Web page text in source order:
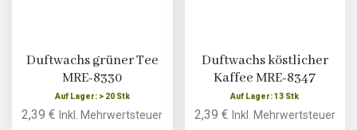
Duftwachs grüner Tee
MRE-8330
Auf Lager: > 20 Stk
2,39 €Inkl. Mehrwertsteuer
Duftwachs köstlicher
Kaffee MRE-8347
Auf Lager: 13 Stk
2,39 € Inkl. Mehrwertsteuer